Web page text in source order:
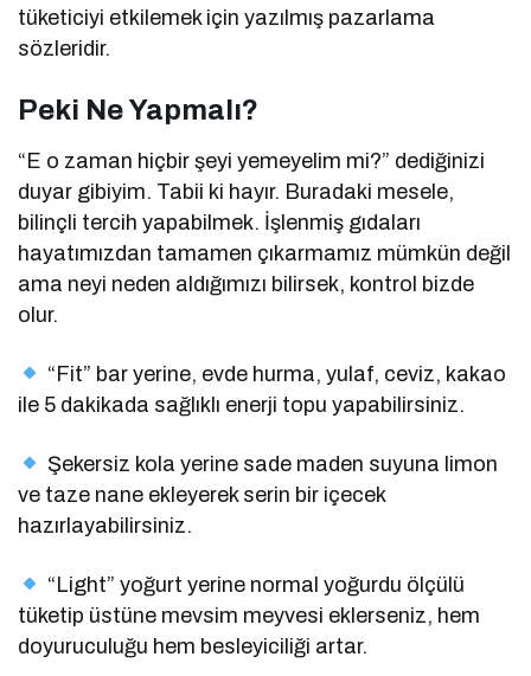
tüketiciyi etkilemek için yazılmış pazarlama
sözleridir.
Peki Ne Yapmalı?
“E o zaman hiçbir şeyi yemeyelim mi?” dediğinizi
duyar gibiyim. Tabii ki hayır. Buradaki mesele,
bilinçli tercih yapabilmek. İşlenmiş gıdaları
hayatımızdan tamamen çıkarmamız mümkün değil
ama neyi neden aldığımızı bilirsek, kontrol bizde
olur.
“Fit” bar yerine, evde hurma, yulaf, ceviz, kakao
ile 5 dakikada sağlıklı enerji topu yapabilirsiniz.
Şekersiz kola yerine sade maden suyuna limon
ve taze nane ekleyerek serin bir içecek
hazırlayabilirsiniz.
“Light” yoğurt yerine normal yoğurdu ölçülü
tüketip üstüne mevsim meyvesi eklerseniz, hem
doyuruculuğu hem besleyiciliği artar.